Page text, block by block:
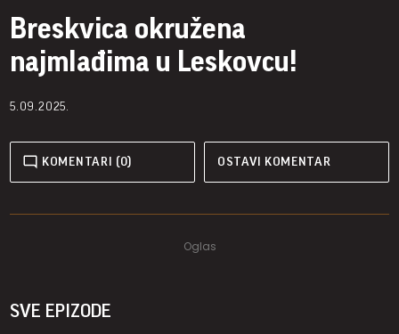
Breskvica okružena
najmlađima u Leskovcu!
5.09.2025.
KOMENTARI (0) OSTAVI KOMENTAR
SVE EPIZODE